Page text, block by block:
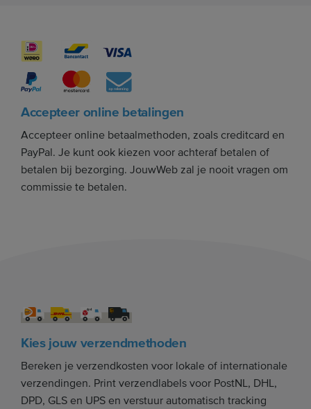
Accepteer online betalingen
Accepteer online betaalmethoden, zoals creditcard en
PayPal. Je kunt ook kiezen voor achteraf betalen of
betalen bij bezorging. JouwWeb zal je nooit vragen om
commissie te betalen.
Kies jouw verzendmethoden
Bereken je verzendkosten voor lokale of internationale
verzendingen. Print verzendlabels voor PostNL, DHL,
DPD, GLS en UPS en verstuur automatisch tracking